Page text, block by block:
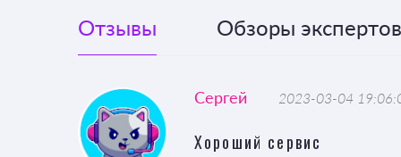
Отзывы Обзоры
Сергей 2023-03-04
Хороший сервис